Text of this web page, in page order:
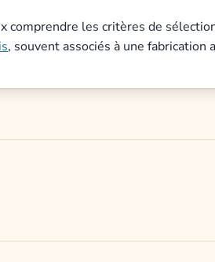
les critères de
, souvent associés à une